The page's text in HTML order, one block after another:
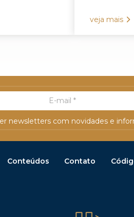
veja mais
newsletters com novidades e
Conteúdos Contato